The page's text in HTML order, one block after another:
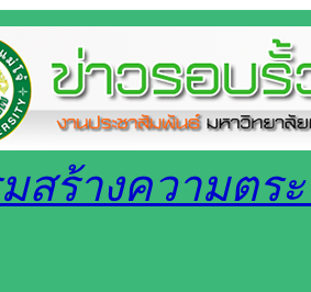
สร้างความต